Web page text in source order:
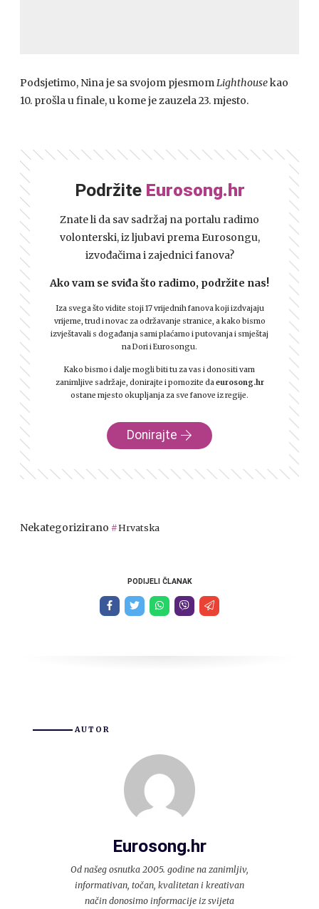
Podsjetimo, Nina je sa svojom pjesmom Lighthousekao
10. prošla u finale, u kome je zauzela 23. mjesto.
Podržite Eurosong.hr
Znate li da sav sadržaj na portalu radimo
volonterski, iz ljubavi prema Eurosongu,
izvođačima i zajednici fanova?
Ako vam se sviđa što radimo, podržite nas!
Iza svega što vidite stoji 17 vrijednih fanova koji izdvajaju
vrijeme, trud i novac za održavanje stranice, a kako bismo
izvještavali s događanja sami plaćamo i putovanja i smještaj
na Dori i Eurosongu.
Kako bismo i dalje mogli biti tu za vas i donositi vam
zanimljive sadržaje, donirajte i pomozite da eurosong.hr
ostane mjesto okupljanja za sve fanove iz regije.
Donirajte
Nekategorizirano Hrvatska
PODIJELI ČLANAK
AUTOR
Eurosong.hr
Od našeg osnutka 2005. godine na zanimljiv,
informativan, točan, kvalitetan i kreativan
način donosimo informacije iz svijeta